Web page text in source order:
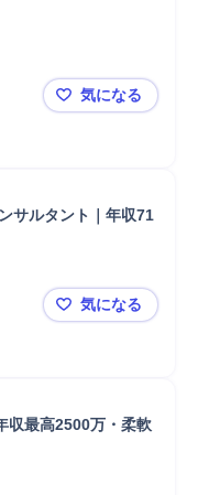
楽天 CEO
気になる
ルタント｜年収71
◤ABeam
気になる
最高2500万・柔軟